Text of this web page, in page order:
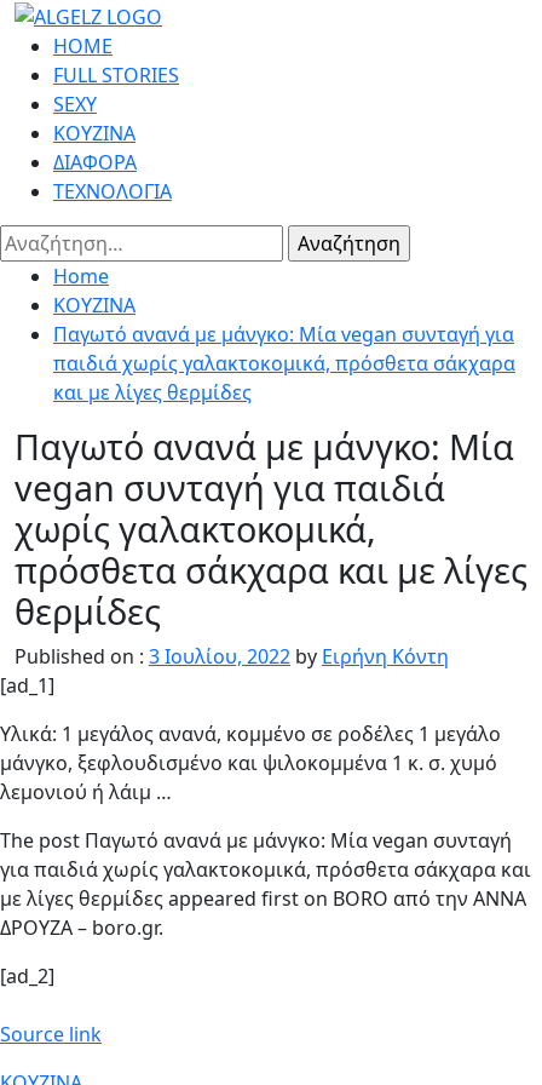
Skip
content
Primary
Menu
HOME
FULL STORIES
SEXY
ΚΟΥΖΙΝΑ
ΔΙΑΦΟΡΑ
ΤΕΧΝΟΛΟΓΙΑ
Αναζήτηση
για:
Home
ΚΟΥΖΙΝΑ
Παγωτό ανανά με μάνγκο: Μία vegan συνταγή για
παιδιά χωρίς γαλακτοκομικά, πρόσθετα σάκχαρα
και με λίγες θερμίδες
Παγωτό ανανά με μάνγκο: Μία
vegan συνταγή για παιδιά
χωρίς γαλακτοκομικά,
πρόσθετα σάκχαρα και με λίγες
θερμίδες
Published on : 3 Ιουλίου, 2022 by Ειρήνη Κόντη
[ad_1]
Υλικά: 1 μεγάλος ανανά, κομμένο σε ροδέλες 1 μεγάλο
μάνγκο, ξεφλουδισμένο και ψιλοκομμένα 1 κ. σ. χυμό
λεμονιού ή λάιμ …
The post Παγωτό ανανά με μάνγκο: Μία vegan συνταγή
για παιδιά χωρίς γαλακτοκομικά, πρόσθετα σάκχαρα και
με λίγες θερμίδες appeared first on BORO από την ΑΝΝΑ
ΔΡΟΥΖΑ – boro.gr.
[ad_2]
Source link